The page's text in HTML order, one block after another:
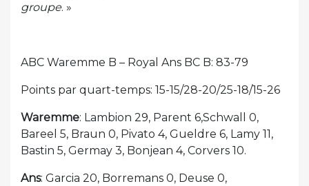
groupe. »
ABC Waremme B – Royal Ans BC B: 83-79
Points par quart-temps: 15-15/28-20/25-18/15-26
Waremme: Lambion 29, Parent 6,Schwall 0,
Bareel 5, Braun 0, Pivato 4, Gueldre 6, Lamy 11,
Bastin 5, Germay 3, Bonjean 4, Corvers 10.
Ans: Garcia 20, Borremans 0, Deuse 0,